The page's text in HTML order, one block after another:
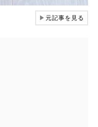
▶元記事を見る